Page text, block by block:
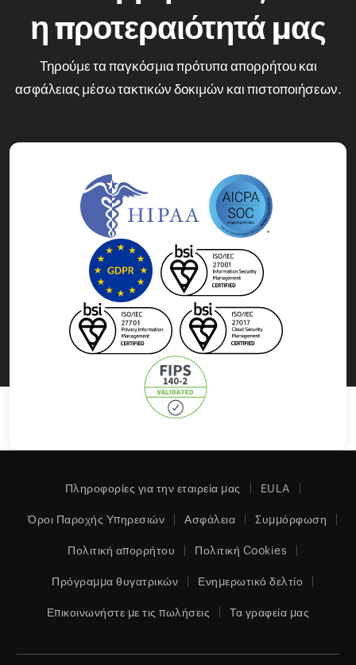
η προτεραιότητά μας
Τηρούμε τα παγκόσμια πρότυπα απορρήτου και
ασφάλειας μέσω τακτικών δοκιμών και πιστοποιήσεων.
Πληροφορίες για την εταιρεία μας EULA
Όροι Παροχής Υπηρεσιών Ασφάλεια Συμμόρφωση
Πολιτική απορρήτου Πολιτική Cookies
Πρόγραμμα θυγατρικών Ενημερωτικό δελτίο
Επικοινωνήστε με τις πωλήσεις Τα γραφεία μας